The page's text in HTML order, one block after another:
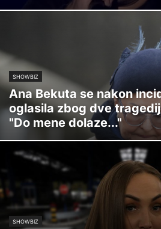
SHOWBIZ
Ana Bekuta se nakon
oglasila zbog dve
"Do mene dolaze..."
SHOWBIZ